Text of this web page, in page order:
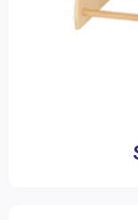
4 - 6
4 spelers